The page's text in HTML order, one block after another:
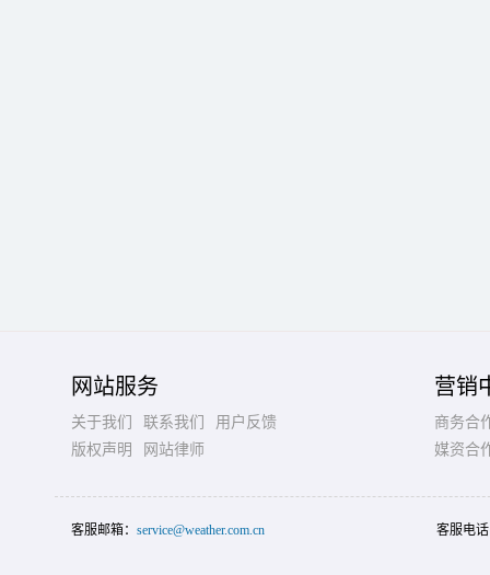
网站服务
关于我们 联系我们
用户反馈
版权声明
网站律师
营销
商务合
媒资合
客服邮箱： service@weather.com.cn 客服电